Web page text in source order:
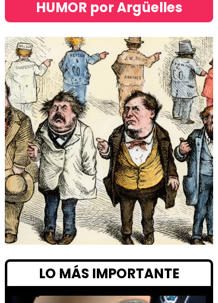
HUMOR por Argüelles​
LO MÁS IMPORTANTE